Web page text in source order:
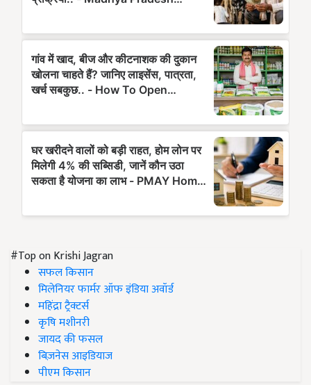
#Top on Krishi Jagran
सफल किसान
मिलेनियर फार्मर ऑफ इंडिया अवॉर्ड
महिंद्रा ट्रैक्टर्स
कृषि मशीनरी
जायद की फसल
बिज़नेस आइडियाज
पीएम किसान